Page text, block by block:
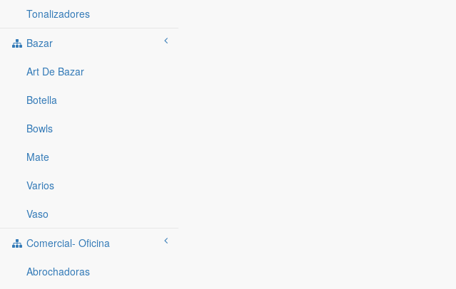
Tonalizadores
Bazar
Art De Bazar
Botella
Bowls
Mate
Varios
Vaso
Comercial- Oficina
Abrochadoras